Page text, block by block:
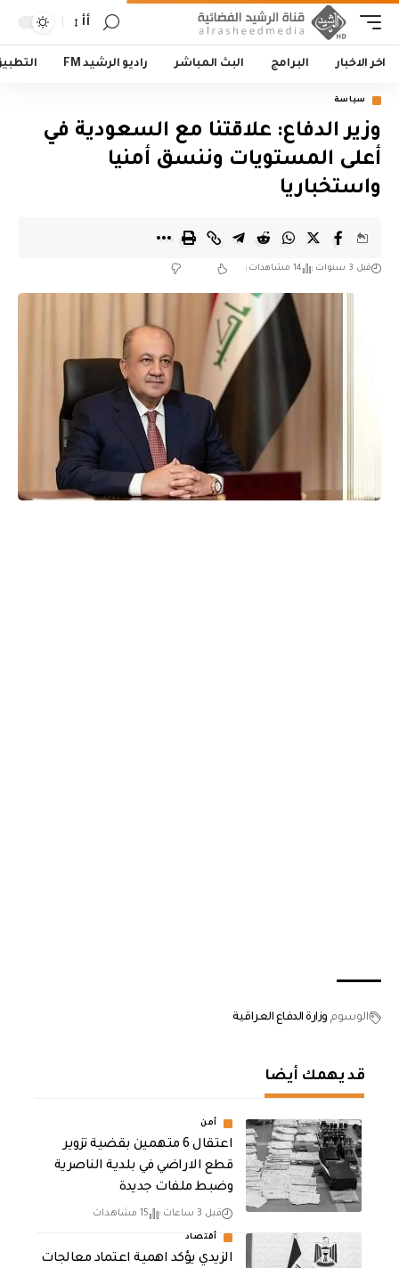
أأ
اخر الاخبار البرامج البث المباشر راديو الرشيد FM
سياسة
وزير الدفاع: علاقتنا مع السعودية في
أعلى المستويات وننسق أمنيا
واستخباريا
قبل 3 سنوات 14 مشاهدات
الوسوم وزارة الدفاع العراقية
قد يهمك أيضا
أمن
اعتقال 6 متهمين بقضية تزوير
قطع الاراضي في بلدية الناصرية
وضبط ملفات جديدة
قبل 3 ساعات 15 مشاهدات
أقتصاد
الزيدي يؤكد اهمية اعتماد معالجات